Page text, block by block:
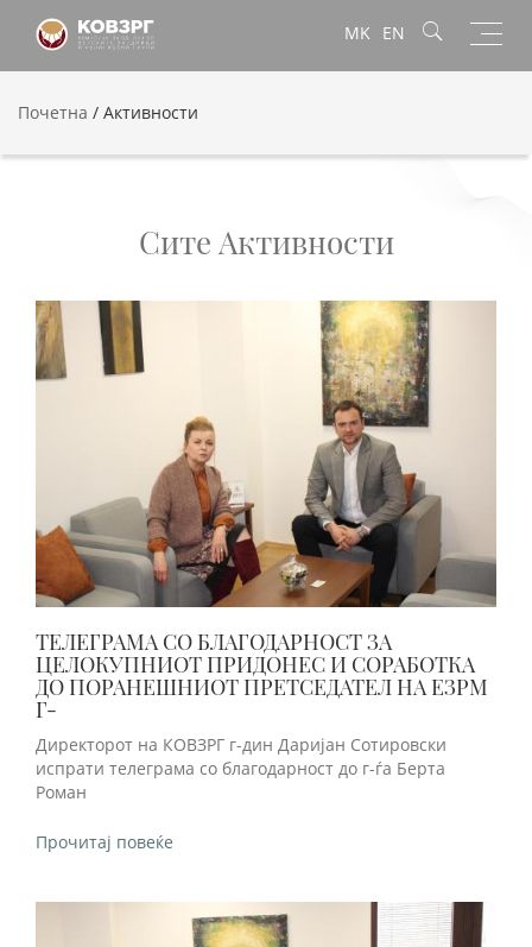
MK EN
Почетна / Активности
Сите Активности
ТЕЛЕГРАМА СО БЛАГОДАРНОСТ ЗА
ЦЕЛОКУПНИОТ ПРИДОНЕС И СОРАБОТКА
ДО ПОРАНЕШНИОТ ПРЕТСЕДАТЕЛ НА ЕЗРМ
Г-
Директорот на КОВЗРГ г-дин Даријан Сотировски
испрати телеграма со благодарност до г-ѓа Берта
Роман
Прочитај повеќе